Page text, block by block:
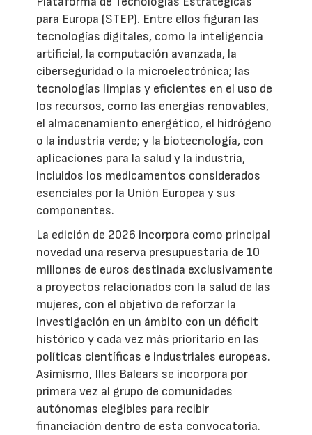
para Europa (STEP). Entre ellos figuran las
tecnologías digitales, como la inteligencia
artificial, la computación avanzada, la
ciberseguridad o la microelectrónica; las
tecnologías limpias y eficientes en el uso de
los recursos, como las energías renovables,
el almacenamiento energético, el hidrógeno
o la industria verde; y la biotecnología, con
aplicaciones para la salud y la industria,
incluidos los medicamentos considerados
esenciales por la Unión Europea y sus
componentes.
La edición de 2026 incorpora como principal
novedad una reserva presupuestaria de 10
millones de euros destinada exclusivamente
a proyectos relacionados con la salud de las
mujeres, con el objetivo de reforzar la
investigación en un ámbito con un déficit
histórico y cada vez más prioritario en las
políticas científicas e industriales europeas.
Asimismo, Illes Balears se incorpora por
primera vez al grupo de comunidades
autónomas elegibles para recibir
financiación dentro de esta convocatoria.